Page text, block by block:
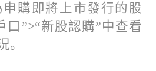
購即將上市發行的股
口”>“新股認購”中查看
。